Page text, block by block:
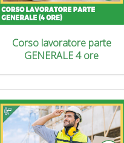
Corso lavoratore parte
GENERALE 4 ore